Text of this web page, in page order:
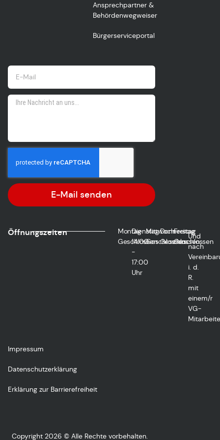
Ansprechpartner &
Behördenwegweiser
Bürgerserviceportal
E-Mail senden
Öffnungszeiten
Montag
Geschlossen
Dienstag
14:00
-
17:00
Uhr
Mittwoch
Geschlossen
Donnerstag
Geschlossen
Freitag
Geschlossen
Und
nach
i. d.
R.
mit
einem/r
VG-
Impressum
Datenschutzerklärung
Erklärung zur Barrierefreiheit
Copyright 2026 © Alle Rechte vorbehalten.